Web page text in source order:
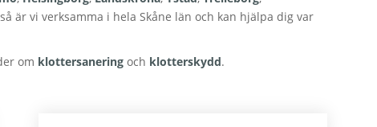
är vi verksamma i hela Skåne län och kan hjälpa dig var
om klottersaneringoch klotterskydd.